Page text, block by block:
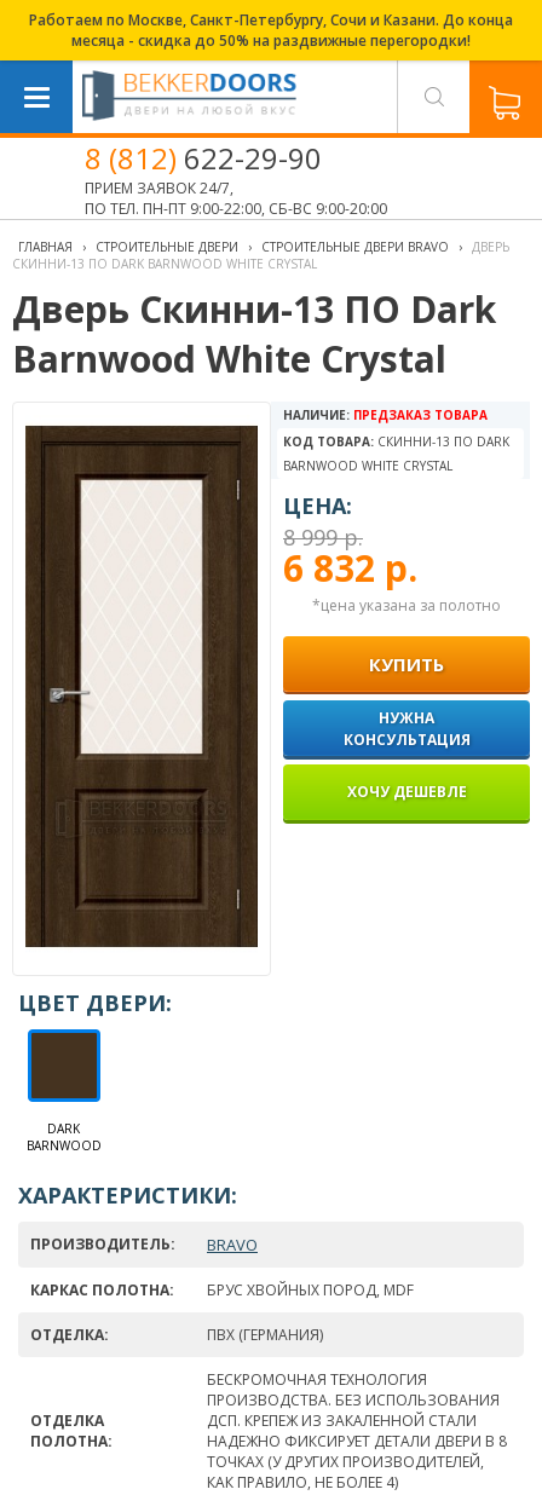
Работаем по Москве, Санкт-Петербургу, Сочи и Казани. До конца
месяца - скидка до 50% на раздвижные перегородки!
8 (812) 622-29-90
ПРИЕМ ЗАЯВОК 24/7,
ПО ТЕЛ. ПН-ПТ 9:00-22:00, СБ-ВС 9:00-20:00
ГЛАВНАЯ › СТРОИТЕЛЬНЫЕ ДВЕРИ › СТРОИТЕЛЬНЫЕ ДВЕРИ BRAVO › ДВЕРЬ
СКИННИ-13 ПО DARK BARNWOOD WHITE СRYSTAL
Дверь Скинни-13 ПО Dark
Barnwood White Сrystal
НАЛИЧИЕ: ПРЕДЗАКАЗ ТОВАРА
КОД ТОВАРА: СКИННИ-13 ПО DARK
BARNWOOD WHITE СRYSTAL
ЦЕНА:
8 999 р.
6 832 р.
*цена указана за полотно
КУПИТЬ
НУЖНА
КОНСУЛЬТАЦИЯ
ХОЧУ ДЕШЕВЛЕ
ЦВЕТ ДВЕРИ:
DARK
BARNWOOD
ХАРАКТЕРИСТИКИ:
ПРОИЗВОДИТЕЛЬ: BRAVO
КАРКАС ПОЛОТНА: БРУС ХВОЙНЫХ ПОРОД, MDF
ОТДЕЛКА: ПВХ (ГЕРМАНИЯ)
ОТДЕЛКА
ПОЛОТНА:
БЕСКРОМОЧНАЯ ТЕХНОЛОГИЯ
ПРОИЗВОДСТВА. БЕЗ ИСПОЛЬЗОВАНИЯ
ДСП. КРЕПЕЖ ИЗ ЗАКАЛЕННОЙ СТАЛИ
НАДЕЖНО ФИКСИРУЕТ ДЕТАЛИ ДВЕРИ В 8
ТОЧКАХ (У ДРУГИХ ПРОИЗВОДИТЕЛЕЙ,
КАК ПРАВИЛО, НЕ БОЛЕЕ 4)